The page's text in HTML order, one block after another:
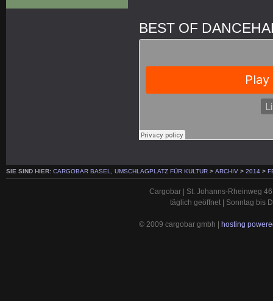
BEST OF
SIE SIND HIER: CARGOBAR BASEL, UMSCHLAGPLATZ FÜR KULTUR > ARCHIV > 2014 >
Cargobar | St. Johanns-Rheinweg
täglich geöffnet | Sonntag bis
© 2009 cargobar gmbh | hosting